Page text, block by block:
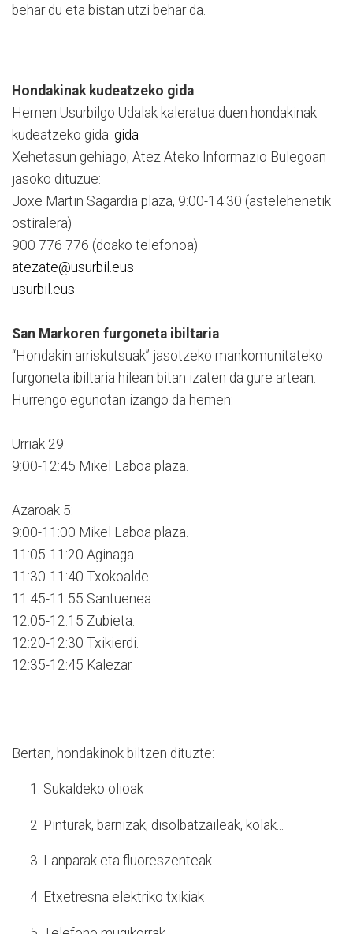
behar du eta bistan utzi behar da.
Hondakinak kudeatzeko gida
Hemen Usurbilgo Udalak kaleratua duen hondakinak
kudeatzeko gida: gida
Xehetasun gehiago, Atez Ateko Informazio Bulegoan
jasoko dituzue:
Joxe Martin Sagardia plaza, 9:00-14:30 (astelehenetik
ostiralera)
900 776 776 (doako telefonoa)
atezate@usurbil.eus
usurbil.eus
San Markoren furgoneta ibiltaria
“Hondakin arriskutsuak” jasotzeko mankomunitateko
furgoneta ibiltaria hilean bitan izaten da gure artean.
Hurrengo egunotan izango da hemen:
Urriak 29:
9:00-12:45 Mikel Laboa plaza.
Azaroak 5:
9:00-11:00 Mikel Laboa plaza.
11:05-11:20 Aginaga.
11:30-11:40 Txokoalde.
11:45-11:55 Santuenea.
12:05-12:15 Zubieta.
12:20-12:30 Txikierdi.
12:35-12:45 Kalezar.
Bertan, hondakinok biltzen dituzte:
Sukaldeko olioak
Pinturak, barnizak, disolbatzaileak, kolak...
Lanparak eta fluoreszenteak
Etxetresna elektriko txikiak